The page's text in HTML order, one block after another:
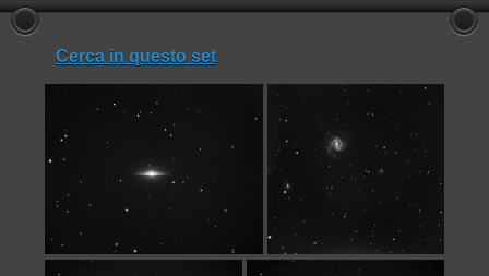
Cerca in questo set